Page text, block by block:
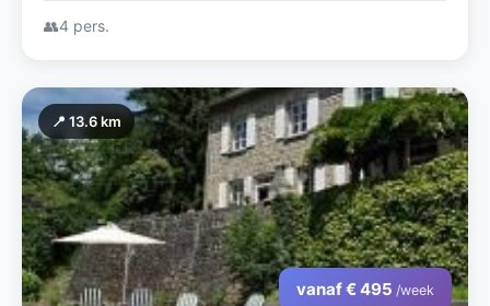
👥4 pers.
📍 13.6 km
vanaf € 495 /week